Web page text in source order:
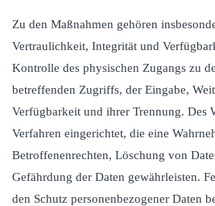
Zu den Maßnahmen gehören
Vertraulichkeit, Integrität und
Kontrolle des physischen Zugangs zu
betreffenden Zugriffs, der Eingabe,
Verfügbarkeit und ihrer Trennung. Des
Verfahren eingerichtet, die eine
Betroffenenrechten, Löschung von
Gefährdung der Daten gewährleisten.
den Schutz personenbezogener Daten